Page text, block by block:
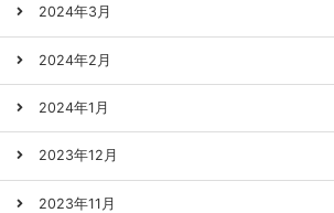
2024年3月
2024年2月
2024年1月
2023年12月
2023年11月